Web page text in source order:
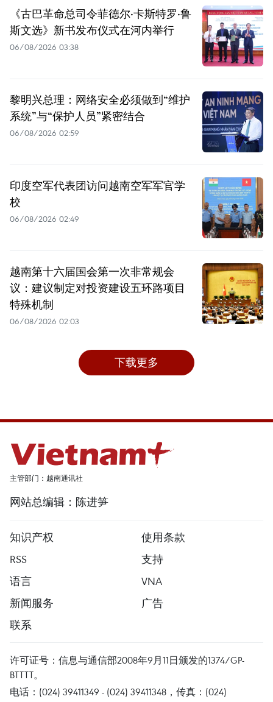
《古巴革命总司令菲德尔·卡斯特罗·鲁
斯文选》新书发布仪式在河内举行
06/08/2026 03:38
黎明兴总理：网络安全必须做到“维护
系统”与“保护人员”紧密结合
06/08/2026 02:59
印度空军代表团访问越南空军军官学
校
06/08/2026 02:49
越南第十六届国会第一次非常规会
议：建议制定对投资建设五环路项目
特殊机制
06/08/2026 02:03
下载更多
主管部门：越南通讯社
网站总编辑：陈进笋
知识产权
使用条款
RSS
支持
语言
VNA
新闻服务
广告
联系
许可证号：信息与通信部2008年9月11日颁发的1374/GP-
BTTTT。
电话：(024) 39411349 - (024) 39411348，传真：(024)